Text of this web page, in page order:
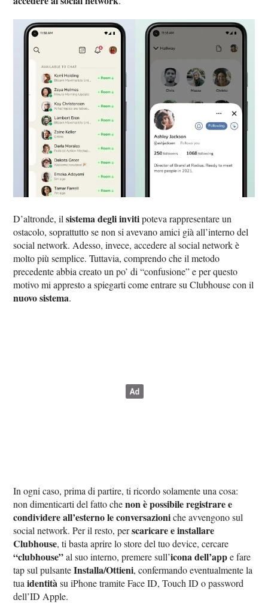
D’altronde, ilsistema degli invitipoteva rappresentare un
ostacolo, soprattutto se non si avevano amici già all’interno del
social network. Adesso, invece, accedere al social network è
molto più semplice. Tuttavia, comprendo che il metodo
precedente abbia creato un po’ di “confusione” e per questo
motivo mi appresto a spiegarti come entrare su Clubhouse con il
nuovo sistema.
In ogni caso, prima di partire, ti ricordo solamente una cosa:
non dimenticarti del fatto chenon è possibile registrare e
condividere all’esterno le conversazioniche avvengono sul
social network. Per il resto, perscaricare e installare
Clubhouse, ti basta aprire lo store del tuo device, cercare
“clubhouse”al suo interno, premere sull’icona dell’appe fare
tap sul pulsanteInstalla/Ottieni, confermando eventualmente la
tuaidentitàsu iPhone tramite Face ID, Touch ID o password
dell’ID Apple.